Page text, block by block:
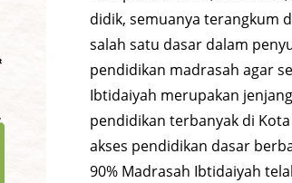
didik, semuanya terangkum
salah satu dasar dalam
pendidikan madrasah agar
Ibtidaiyah merupakan
pendidikan terbanyak di
akses pendidikan dasar
90% Madrasah Ibtidaiyah